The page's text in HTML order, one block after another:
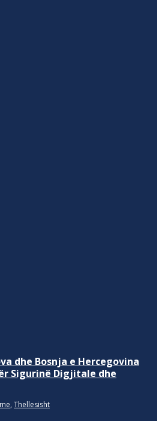
dhe Bosnja e Hercegovina
Sigurinë Digjitale dhe
, Thellesisht